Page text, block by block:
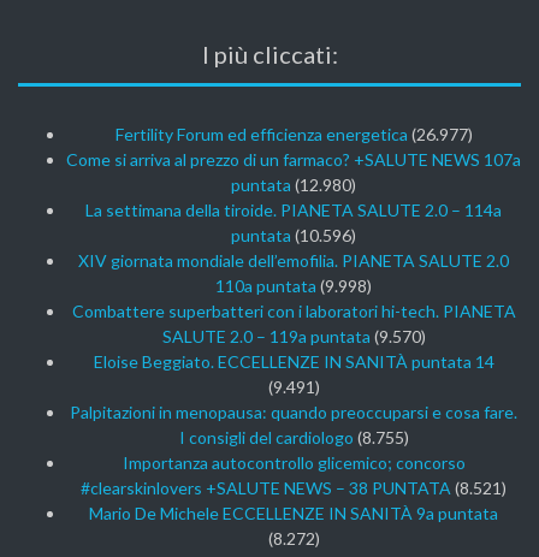
I più cliccati:
Fertility Forum ed efficienza energetica (26.977)
Come si arriva al prezzo di un farmaco? +SALUTE NEWS 107a
puntata (12.980)
La settimana della tiroide. PIANETA SALUTE 2.0 – 114a
puntata (10.596)
XIV giornata mondiale dell’emofilia. PIANETA SALUTE 2.0
110a puntata (9.998)
Combattere superbatteri con i laboratori hi-tech. PIANETA
SALUTE 2.0 – 119a puntata (9.570)
Eloise Beggiato. ECCELLENZE IN SANITÀ puntata 14
(9.491)
Palpitazioni in menopausa: quando preoccuparsi e cosa fare.
I consigli del cardiologo (8.755)
Importanza autocontrollo glicemico; concorso
#clearskinlovers +SALUTE NEWS – 38 PUNTATA (8.521)
Mario De Michele ECCELLENZE IN SANITÀ 9a puntata
(8.272)